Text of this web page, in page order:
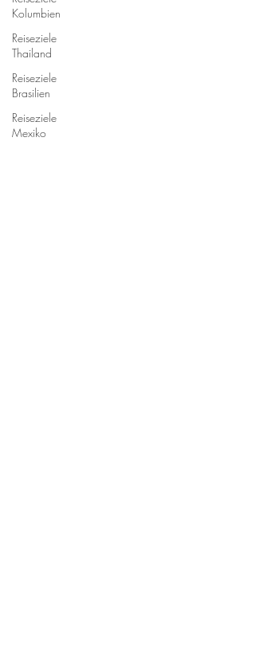
Kolumbien
Reiseziele
Thailand
Reiseziele
Brasilien
Reiseziele
Mexiko